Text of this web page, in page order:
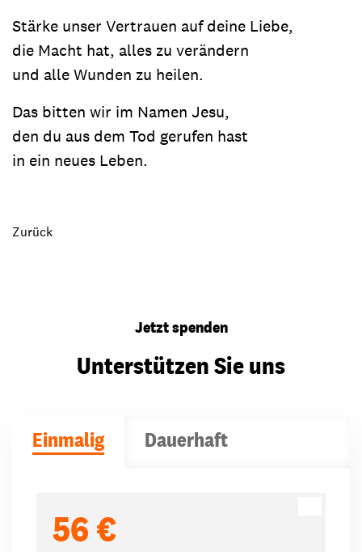
Stärke unser Vertrauen auf deine Liebe,
die Macht hat, alles zu verändern
und alle Wunden zu heilen.
Das bitten wir im Namen Jesu,
den du aus dem Tod gerufen hast
in ein neues Leben.
Zurück
Jetzt spenden
Unterstützen Sie uns
Einmalig Dauerhaft
56 €